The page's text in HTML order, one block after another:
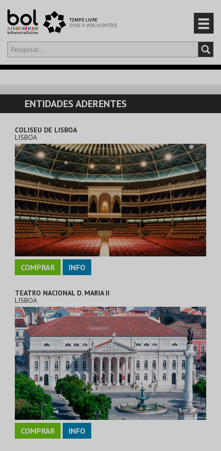
Olá,iniciar sessão
CARRINHO
EVENTOS
CARTÕES
PRODUTOS
ENTIDADES ADERENTES
COLISEU DE LISBOA
LISBOA
COMPRAR INFO
TEATRO NACIONAL D. MARIA II
LISBOA
COMPRAR INFO